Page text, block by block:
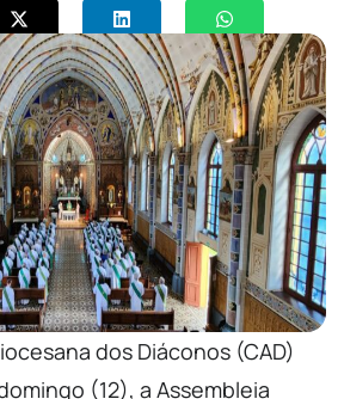
dos Diáconos (CAD)
(12), a Assembleia